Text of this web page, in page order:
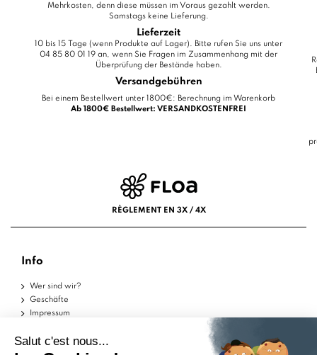
Mehrkosten, denn diese müssen im Voraus gezahlt werden.
Samstags keine Lieferung.
Lieferzeit
10 bis 15 Tage (wenn Produkte auf Lager). Bitte rufen Sie uns unter
04 85 80 01 19 an, wenn Sie Fragen im Zusammenhang mit der
Überprüfung der Bestände haben.
Versandgebühren
Bei einem Bestellwert unter 1800€: Berechnung im Warenkorb
Ab 1800€ Bestellwert: VERSANDKOSTENFREI
RÈGLEMENT EN 3X / 4X
Info
Wer sind wir?
Geschäfte
Impressum
Datenschutzerklärung